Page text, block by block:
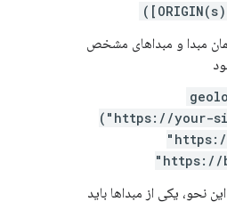
مبدا و مبداهای مشخص
("https://your-
"https://
نحو، یکی از مبداها باید